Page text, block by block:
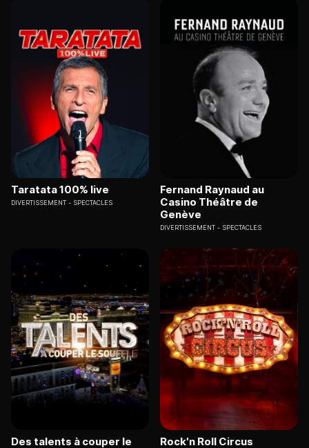
Taratata 100% live
DIVERTISSEMENT SPECTACLES
Fernand Raynaud au
Casino Théâtre de
Genève
DIVERTISSEMENT SPECTACLES
Des talents à couper le
Rock'n Roll Circus